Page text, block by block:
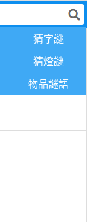
猜字謎
猜燈謎
物品謎語